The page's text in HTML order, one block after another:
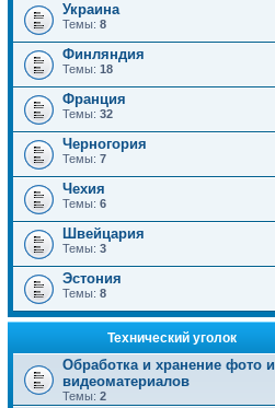
Украина
Темы: 8
Финляндия
Темы: 18
Франция
Темы: 32
Черногория
Темы: 7
Чехия
Темы: 6
Швейцария
Темы: 3
Эстония
Темы: 8
Технический уголок
Обработка и хранение фото и
видеоматериалов
Темы: 2